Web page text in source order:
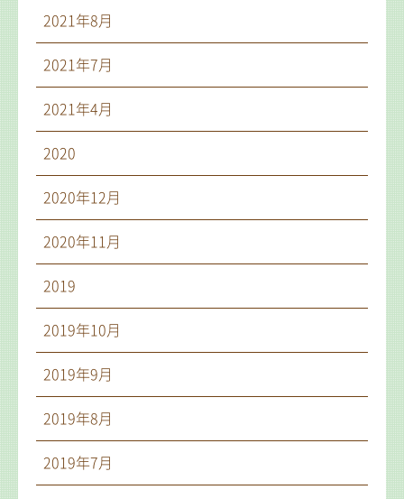
2021年8月
2021年7月
2021年4月
2020
2020年12月
2020年11月
2019
2019年10月
2019年9月
2019年8月
2019年7月